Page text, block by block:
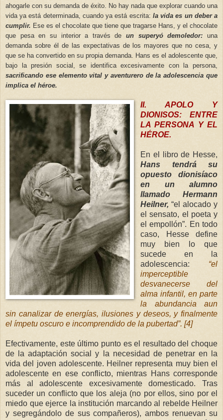
ahogarle con su demanda de éxito. No hay nada que explorar cuando una
vida ya está determinada, cuando ya está escrita: la vida es un deber a
cumplir. Ese es el chocolate que tiene que tragarse Hans, y el chocolate
que pesa en su interior a través deun superyó demoledor:una
demanda sobre él de las expectativas de los mayores que no cesa, y
que se ha convertido en su propia demanda. Hans es el adolescente que,
bajo la presión social, se identifica excesivamente con la persona,
sacrificando ese elemento vital y aventurero de la adolescencia que
implica el héroe.
II. APOLO Y
DIONISOS: ENTRE
LA PERSONA Y EL
HÉROE.
En el libro de Hesse,
Hans tendrá su
opuesto dionisíaco
en un alumno
llamado Hermann
Heilner, “el alocado y
el sensato, el poeta y
el empollón”. En todo
caso, Hesse define
muy bien lo que
sucede en la
adolescencia: “el
imperceptible
desvanecerse del
alma infantil, en parte
la abundancia aun
sin canalizar de energías, ilusiones y deseos, y finalmente
el ímpetu oscuro e incomprendido de la pubertad”. [4]
Efectivamente, este último punto es el resultado del choque
de la adaptación social y la necesidad de penetrar en la
vida del joven adolescente. Heilner representa muy bien el
adolescente en ese conflicto, mientras Hans corresponde
más al adolescente excesivamente domesticado. Tras
suceder un conflicto que los aleja (no por ellos, sino por el
miedo que ejerce la institución marcando al rebelde Heilner
y segregándolo de sus compañeros), ambos renuevan su